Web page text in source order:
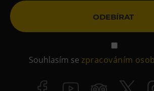
ODEBÍRAT
Souhlasím sezpracováním